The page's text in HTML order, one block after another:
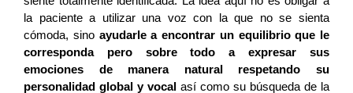
la paciente a utilizar una voz con la que no se sienta
cómoda, sino ayudarle a encontrar un equilibrio que le
corresponda pero sobre todo a expresar sus
emociones de manera natural respetando su
personalidad global y vocal así como su búsqueda de la